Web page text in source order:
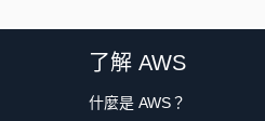
了解 AWS
什麼是 AWS？